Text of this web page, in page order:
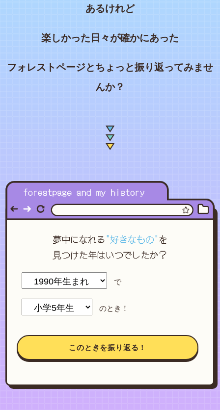
あるけれど
楽しかった日々が確かにあった
フォレストページとちょっと振り返ってみませ
んか？
夢中になれる"好きなもの"を
見つけた年はいつでしたか？
で
のとき！
このときを振り返る！